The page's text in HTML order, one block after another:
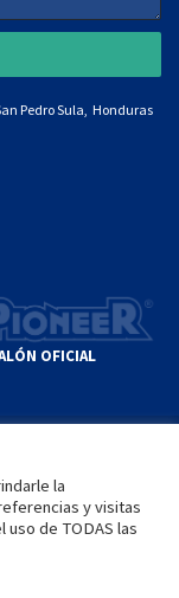
Pedro Sula, Honduras
OFICIAL
OF SERVICE
POLÍTICA DE PRIVACIDAD
la
y visitas
de TODAS las